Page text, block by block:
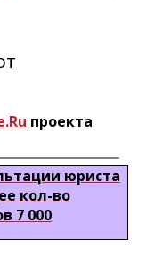
проекта
юриста
кол-во
7 000